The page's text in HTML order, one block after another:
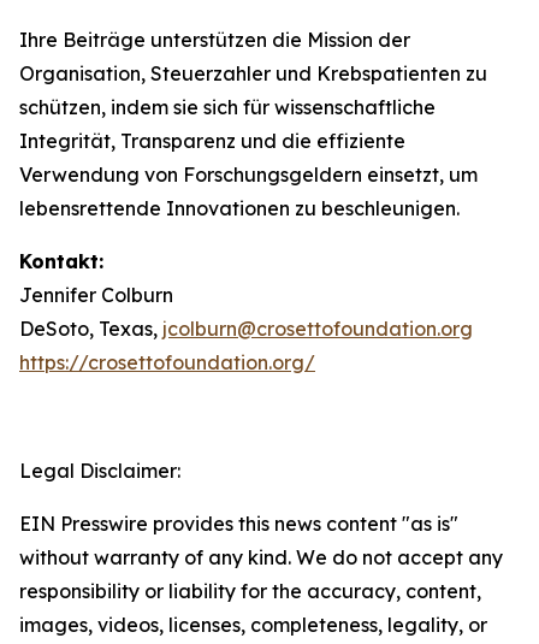
Ihre Beiträge unterstützen die Mission der
Organisation, Steuerzahler und Krebspatienten zu
schützen, indem sie sich für wissenschaftliche
Integrität, Transparenz und die effiziente
Verwendung von Forschungsgeldern einsetzt, um
lebensrettende Innovationen zu beschleunigen.
Kontakt:
Jennifer Colburn
DeSoto, Texas, jcolburn@crosettofoundation.org
https://crosettofoundation.org/
Legal Disclaimer:
EIN Presswire provides this news content "as is"
without warranty of any kind. We do not accept any
responsibility or liability for the accuracy, content,
images, videos, licenses, completeness, legality, or